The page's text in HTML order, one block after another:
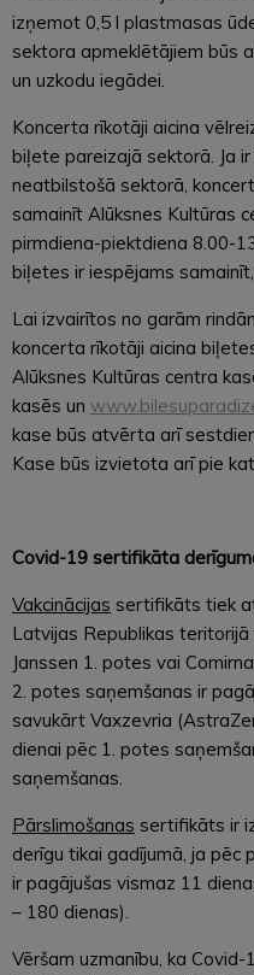
izņemot 0,5 l plastmasas
sektora apmeklētājiem būs
un uzkodu iegādei.
Koncerta rīkotāji aicina
biļete pareizajā sektorā. Ja
neatbilstošā sektorā,
samainīt Alūksnes Kultūras
pirmdiena-piektdiena 8.00-
biļetes ir iespējams
Lai izvairītos no garām
koncerta rīkotāji aicina
Alūksnes Kultūras centra
kasēs un
kase būs atvērta arī
Kase būs izvietota arī pie
Covid-19 sertifikāta
Vakcinācijas sertifikāts tiek
Latvijas Republikas
Janssen 1. potes vai
2. potes saņemšanas ir
savukārt Vaxzevria
dienai pēc 1. potes
saņemšanas.
Pārslimošanas sertifikāts ir
derīgu tikai gadījumā, ja
ir pagājušas vismaz 11
– 180 dienas).
Vēršam uzmanību, ka